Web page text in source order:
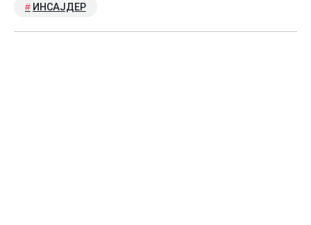
ИНСАЈДЕР